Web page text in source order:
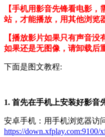
【手机用影音先锋看电影
站，才能播放，用其他浏览
【播放影片如果只有声音没
如果还是无图像，请卸载后
下面是图文教程:
1. 首先在手机上安装好影音
安卓手机：用手机浏览器访
https://down.xfplay.com:9100/